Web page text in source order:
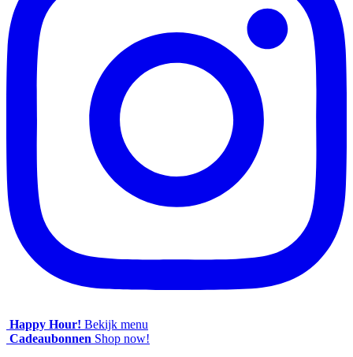
Happy Hour! Bekijk menu
Cadeaubonnen Shop now!